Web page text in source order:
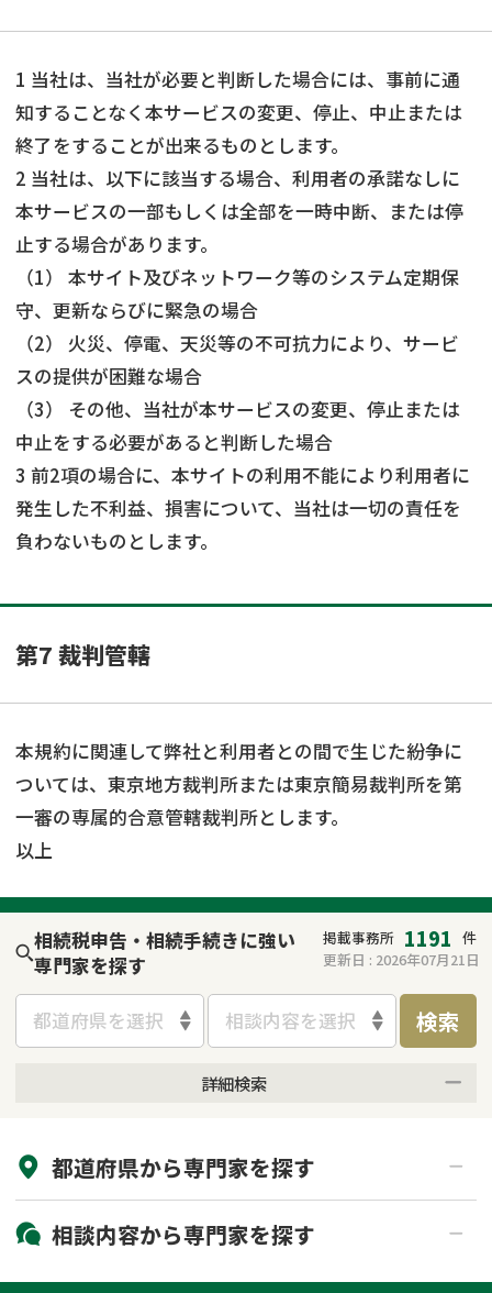
1 当社は、当社が必要と判断した場合には、事前に通
知することなく本サービスの変更、停止、中止または
終了をすることが出来るものとします。
2 当社は、以下に該当する場合、利用者の承諾なしに
本サービスの一部もしくは全部を一時中断、または停
止する場合があります。
（1） 本サイト及びネットワーク等のシステム定期保
守、更新ならびに緊急の場合
（2） 火災、停電、天災等の不可抗力により、サービ
スの提供が困難な場合
（3） その他、当社が本サービスの変更、停止または
中止をする必要があると判断した場合
3 前2項の場合に、本サイトの利用不能により利用者に
発生した不利益、損害について、当社は一切の責任を
負わないものとします。
第7 裁判管轄
本規約に関連して弊社と利用者との間で生じた紛争に
ついては、東京地方裁判所または東京簡易裁判所を第
一審の専属的合意管轄裁判所とします。
以上
相続税申告・相続手続きに強い
専門家を探す
掲載事務所 1191 件
更新日 : 2026年07月21日
都道府県を選択 相談内容を選択 検索
詳細検索
初回相談無料
土日祝の相談可能
都道府県から専門家を探す
北海道・東北
北海道 青森県
関東
相談内容から専門家を探す